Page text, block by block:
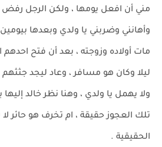
مني أن افعل يومها ، ولكن الرجل رفض
وأهانني وضربني يا ولدي وبعدها بيومين
مات أولاده وزوجته ، بعد أن فتح احدهم
ليلا وكان هو مسافر ، وعاد ليجد
ولا يهمل يا ولدي ، وهنا نظر خالد
تلك العجوز حقيقة ، ام تخرف هو حائر
الحقيقية .